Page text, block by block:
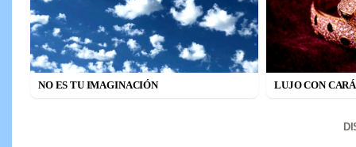
NO ES TU IMAGINACIÓN LUJO CON